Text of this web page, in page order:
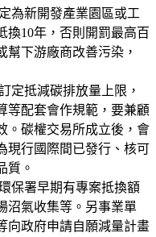
為新開發產業園區或工
換10年，否則開罰最高百
幫下游廠商改善污染，
定抵減碳排放量上限，
等配套會作規範，要兼顧
。碳權交易所成立後，會
現行國際間已發行、核可
質。
保署早期有專案抵換額
沼氣收集等。另事業單
向政府申請自願減量計畫